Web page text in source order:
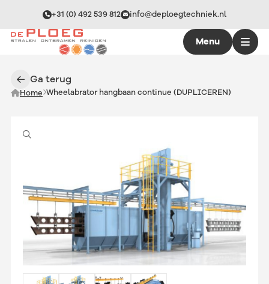
+31 (0) 492 539 812 info@deploegtechniek.nl
Menu
Ga terug
Home Wheelabrator hangbaan continue (DUPLICEREN)